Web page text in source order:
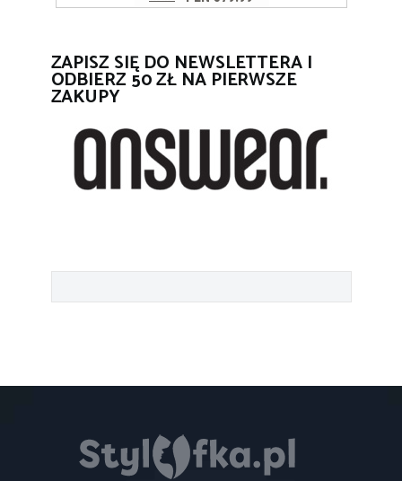
ZAPISZ SIĘ DO NEWSLETTERA I
ODBIERZ 50 ZŁ NA PIERWSZE
ZAKUPY